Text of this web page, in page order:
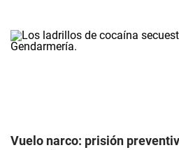
Vuelo narco: prisión